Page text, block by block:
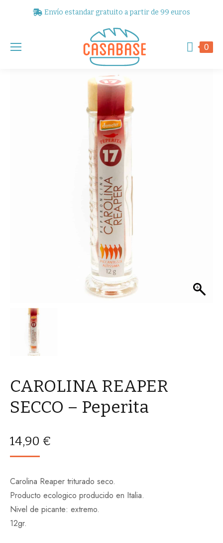
Envío estandar gratuito a partir de 99 euros
0
CAROLINA REAPER
SECCO – Peperita
14,90 €
Carolina Reaper triturado seco.
Producto ecologico producido en Italia.
Nivel de picante: extremo.
12gr.